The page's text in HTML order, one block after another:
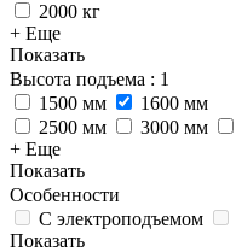
2000 кг
+ Еще
Показать
Высота подъема : 1
1500 мм
1600 мм
2500 мм
3000 мм
+ Еще
Показать
Особенности
С электроподъемом
Показать